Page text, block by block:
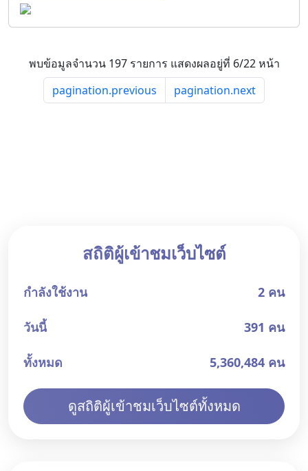
พบข้อมูลจำนวน 197 รายการ แสดงผลอยู่ที่ 6/22 หน้า
pagination.previous
pagination.next
สถิติผู้เข้าชมเว็บไซต์
กำลังใช้งาน 2 คน
วันนี้ 391 คน
ทั้งหมด 5,360,484 คน
ดูสถิติผู้เข้าชมเว็บไซต์ทั้งหมด